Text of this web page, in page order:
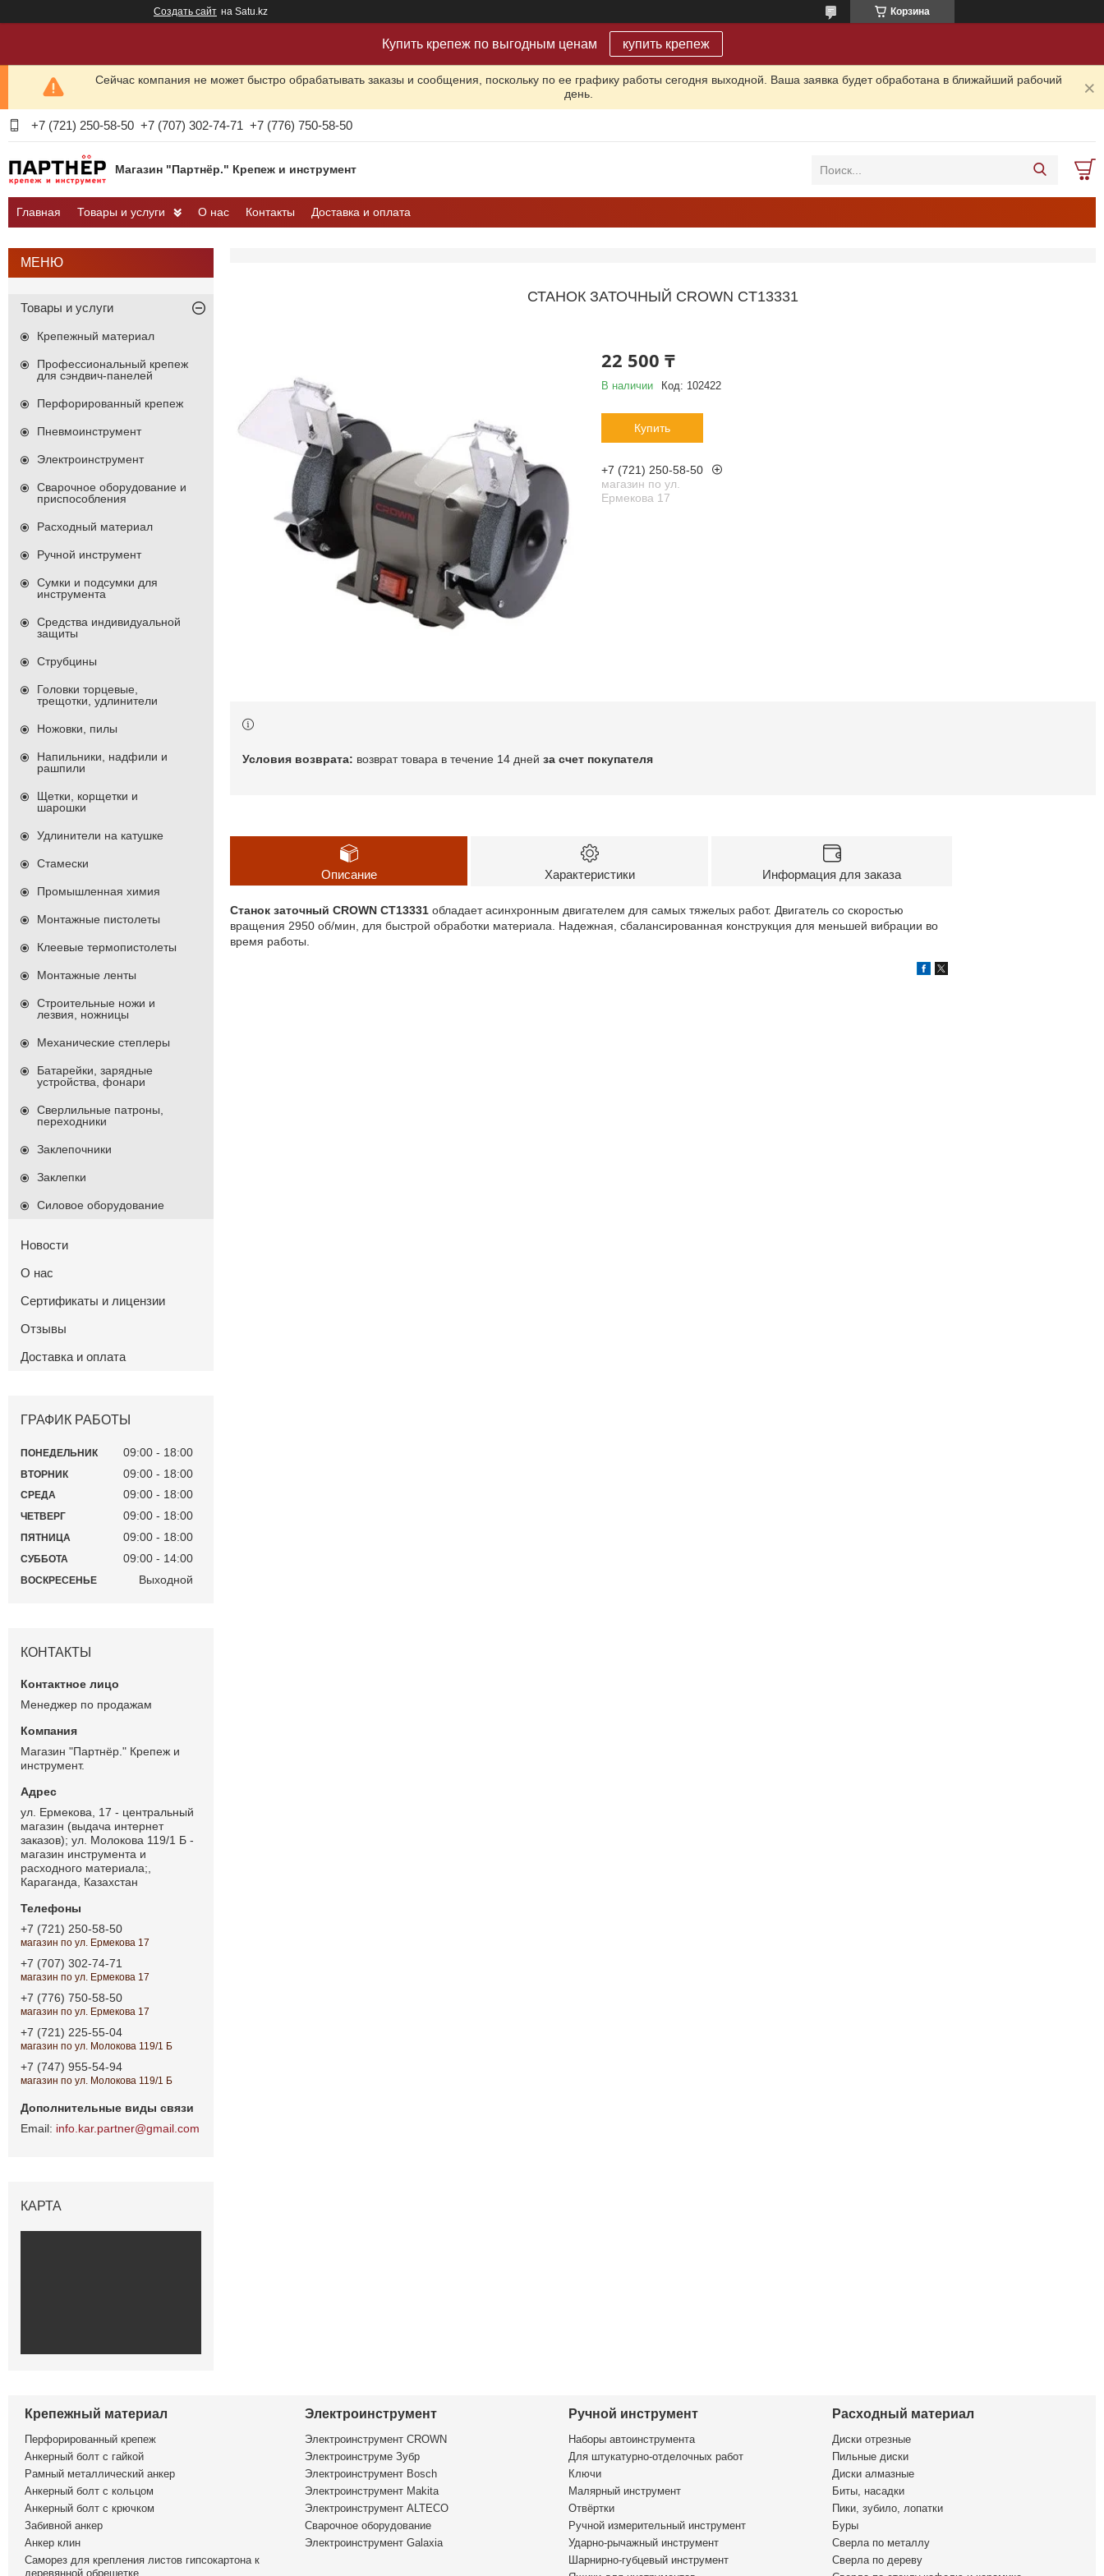
Создать сайт на Satu.kz Корзина
Купить крепеж по выгодным ценам купить крепеж
Сейчас компания не может быстро обрабатывать заказы и сообщения, поскольку по ее графику работы сегодня выходной. Ваша заявка будет обработана в ближайший рабочий
день.
+7 (721) 250-58-50 +7 (707) 302-74-71 +7 (776) 750-58-50
Магазин "Партнёр." Крепеж и инструмент
Главная Товары и услуги О нас Контакты Доставка и оплата
СТАНОК ЗАТОЧНЫЙ CROWN CT13331
22 500 ₸
В наличии Код: 102422
Купить
+7 (721) 250-58-50
магазин по ул.
Ермекова 17
возврат товара в течение 14 дней за счет покупателя
Описание Характеристики Информация для заказа
Станок заточный CROWN CT13331 обладает асинхронным двигателем для самых тяжелых работ. Двигатель со скоростью
вращения 2950 об/мин, для быстрой обработки материала. Надежная, сбалансированная конструкция для меньшей вибрации во
время работы.
Товары и услуги
Крепежный материал
Профессиональный крепеж
для сэндвич-панелей
Перфорированный крепеж
Пневмоинструмент
Электроинструмент
Сварочное оборудование и
приспособления
Расходный материал
Ручной инструмент
Сумки и подсумки для
инструмента
Средства индивидуальной
защиты
Струбцины
Головки торцевые,
трещотки, удлинители
Ножовки, пилы
Напильники, надфили и
рашпили
Щетки, корщетки и
шарошки
Удлинители на катушке
Стамески
Промышленная химия
Монтажные пистолеты
Клеевые термопистолеты
Монтажные ленты
Строительные ножи и
лезвия, ножницы
Механические степлеры
Батарейки, зарядные
устройства, фонари
Сверлильные патроны,
переходники
Заклепочники
Заклепки
Силовое оборудование
Новости
О нас
Сертификаты и лицензии
Отзывы
Доставка и оплата
ГРАФИК РАБОТЫ
ПОНЕДЕЛЬНИК 09:00 18:00
ВТОРНИК 09:00 18:00
СРЕДА 09:00 18:00
ЧЕТВЕРГ 09:00 18:00
ПЯТНИЦА 09:00 18:00
СУББОТА 09:00 14:00
ВОСКРЕСЕНЬЕ Выходной
КОНТАКТЫ
Менеджер по продажам
Магазин "Партнёр." Крепеж и
инструмент.
ул. Ермекова, 17 - центральный
магазин (выдача интернет
заказов); ул. Молокова 119/1 Б -
магазин инструмента и
расходного материала;,
Караганда, Казахстан
+7 (721) 250-58-50
магазин по ул. Ермекова 17
+7 (707) 302-74-71
магазин по ул. Ермекова 17
+7 (776) 750-58-50
магазин по ул. Ермекова 17
+7 (721) 225-55-04
магазин по ул. Молокова 119/1 Б
+7 (747) 955-54-94
магазин по ул. Молокова 119/1 Б
info.kar.partner@gmail.com
КАРТА
Крепежный материал
Перфорированный крепеж
Анкерный болт с гайкой
Рамный металлический анкер
Анкерный болт с кольцом
Анкерный болт с крючком
Забивной анкер
Анкер клин
Саморез для крепления листов гипсокартона к
деревянной обрешетке
Электроинструмент
Электроинструмент CROWN
Электроинструме Зубр
Электроинструмент Bosch
Электроинструмент Makita
Электроинструмент ALTECO
Сварочное оборудование
Электроинструмент Galaxia
Ручной инструмент
Наборы автоинструмента
Для штукатурно-отделочных работ
Ключи
Малярный инструмент
Отвёртки
Ручной измерительный инструмент
Ударно-рычажный инструмент
Шарнирно-губцевый инструмент
Расходный материал
Диски отрезные
Пильные диски
Диски алмазные
Биты, насадки
Пики, зубило, лопатки
Буры
Сверла по металлу
Сверла по дереву